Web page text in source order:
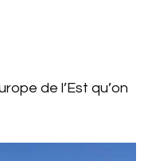
de l’Est qu’on